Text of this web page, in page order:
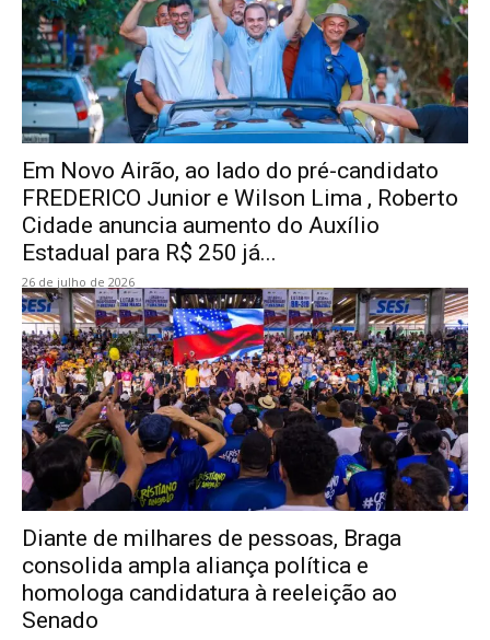
Em Novo Airão, ao lado do pré-candidato
FREDERICO Junior e Wilson Lima , Roberto
Cidade anuncia aumento do Auxílio
Estadual para R$ 250 já...
26 de julho de 2026
Diante de milhares de pessoas, Braga
consolida ampla aliança política e
homologa candidatura à reeleição ao
Senado